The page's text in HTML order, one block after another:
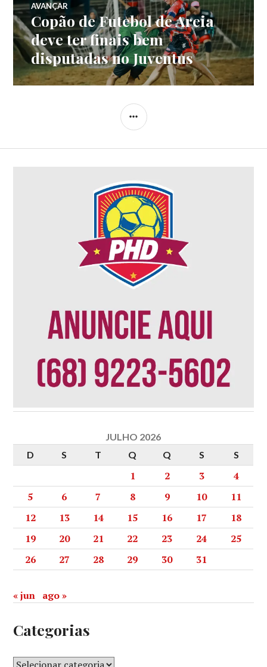
AVANÇAR
Copão de Futebol de Areia
deve ter finais bem
disputadas no Juventus
JULHO 2026
D
S T Q Q S S
1 2 3
4
5
6 7 8 9 10
11
12
13 14 15 16 17
18
19
20 21 22 23 24
25
26
27 28 29 30 31
« jun ago »
Categorias